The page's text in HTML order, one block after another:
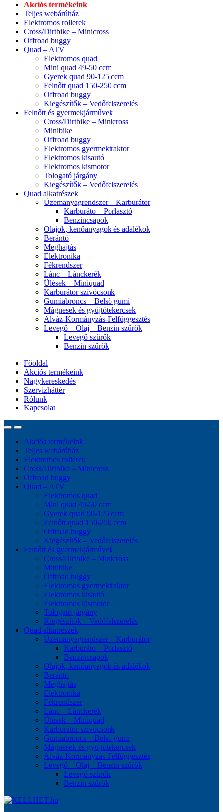
Akciós termékeink
Teljes webárúház
Elektromos rollerek
Cross/Dirtbike – Minicross
Offroad buggy
Quad – ATV
Elektromos quad
Mini quad 49-50 ccm
Gyerek quad 90-125 ccm
Felnőtt quad 150-250 ccm
Offroad buggy
Kiegészítők – Vedőfelszerelés
Felnőtt és gyermekjárművek
Cross/Dirtbike – Minicross
Minibike
Offroad buggy
Elektromos gyermektraktor
Elektromos kisautó
Elektromos kismotor
Tologató járgány
Kiegészítők – Vedőfelszerelés
Quad alkatrészek
Üzemanyagrendszer – Karburátor
Karburáto – Porlasztó
Benzincsapok
Olajok, kenőanyagok és adalékok
Berántó
Meghajtás
Elektronika
Fékrendszer
Lánc – Lánckerék
Ülések – Miniquad
Karburátor szívócsonk
Gumiabroncs – Belső gumi
Mágnesek és gyújtótekercsek
Alváz-Kormányzás-Felfüggesztés
Levegő – Olaj – Benzin szűrők
Levegő szűrők
Benzin szűrők
Főoldal
Akciós termékeink
Nagykereskedés
Szervizháttér
Rólunk
Kapcsolat
Akciós termékeink
Teljes webárúház
Elektromos rollerek
Cross/Dirtbike – Minicross
Offroad buggy
Quad – ATV
Elektromos quad
Mini quad 49-50 ccm
Gyerek quad 90-125 ccm
Felnőtt quad 150-250 ccm
Offroad buggy
Kiegészítők – Vedőfelszerelés
Felnőtt és gyermekjárművek
Cross/Dirtbike – Minicross
Minibike
Offroad buggy
Elektromos gyermektraktor
Elektromos kisautó
Elektromos kismotor
Tologató járgány
Kiegészítők – Vedőfelszerelés
Quad alkatrészek
Üzemanyagrendszer – Karburátor
Karburáto – Porlasztó
Benzincsapok
Olajok, kenőanyagok és adalékok
Berántó
Meghajtás
Elektronika
Fékrendszer
Lánc – Lánckerék
Ülések – Miniquad
Karburátor szívócsonk
Gumiabroncs – Belső gumi
Mágnesek és gyújtótekercsek
Alváz-Kormányzás-Felfüggesztés
Levegő – Olaj – Benzin szűrők
Levegő szűrők
Benzin szűrők